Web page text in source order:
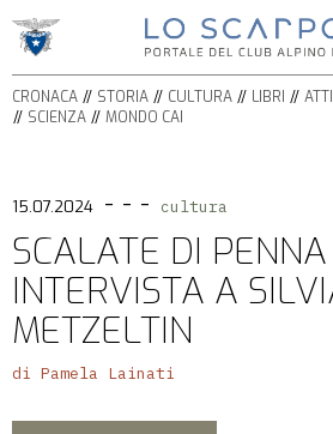
HOME
CRONACA
STORIA
AMBIENTE
SCIENZA
ITINERARI
PODCAST
VIDEO
ATTIVITÀ
ESCURSIONISMO
ALPINISMO
ARRAMPICATA
SPELEOLOGIA
ALPINISMO
CIASPOLE
CASCATE
TORRENTISMO
CRONACA STORIA CULTURA LIBRI
SCIENZA
MONDO CAI
15.07.2024 - - - cultura
SCALATE DI
INTERVISTA A
METZELTIN
di Pamela Lainati